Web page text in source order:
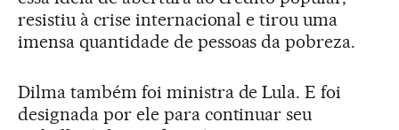
resistiu à crise internacional e tirou uma
imensa quantidade de pessoas da pobreza.
Dilma também foi ministra de Lula. E foi
designada por ele para continuar seu